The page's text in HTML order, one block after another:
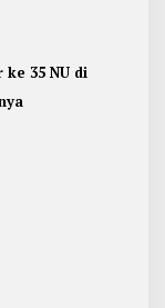
35 NU di